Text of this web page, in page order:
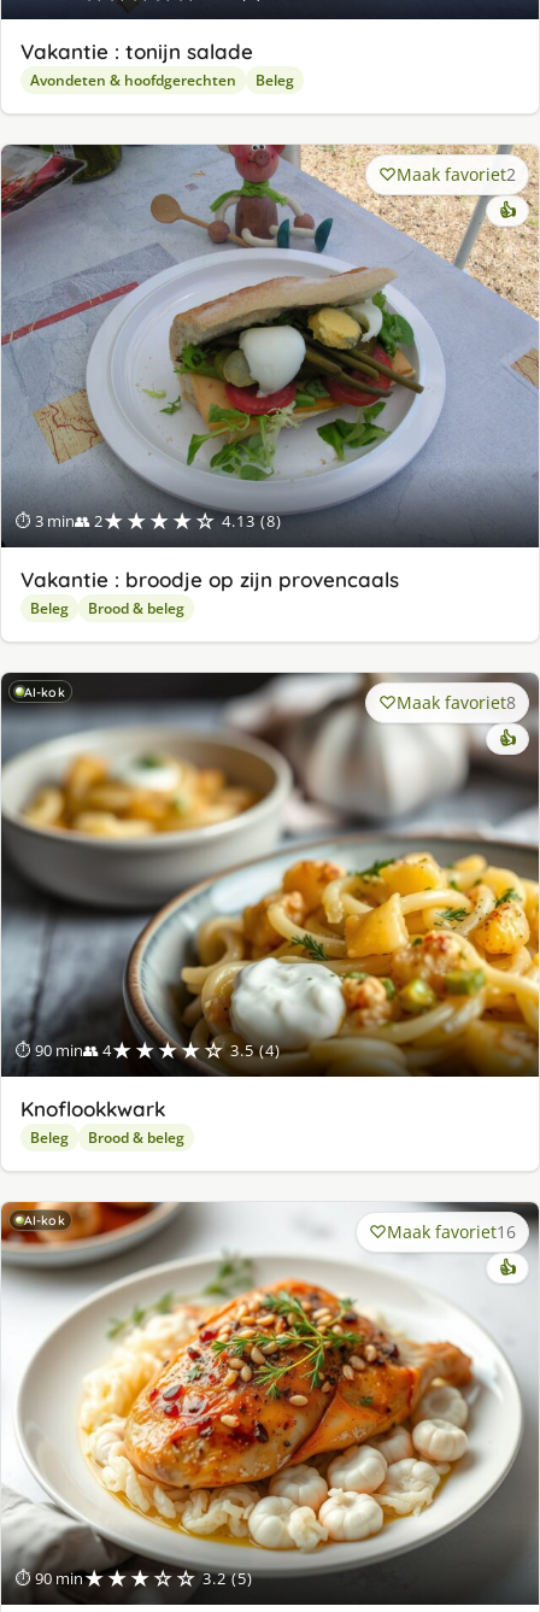
Vakantie : tonijn salade
Avondeten & hoofdgerechten Beleg
⏱ 3 min👥 2★★★★☆ 4.13 (8)
Maak favoriet2
👍
Vakantie : broodje op zijn provencaals
Beleg Brood & beleg
AI-kok
⏱ 90 min👥 4★★★★☆ 3.5 (4)
Maak favoriet8
👍
Knoflookkwark
Beleg Brood & beleg
AI-kok
⏱ 90 min★★★☆☆ 3.2 (5)
Maak favoriet16
👍